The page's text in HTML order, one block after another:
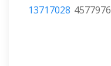
13717028 4577976